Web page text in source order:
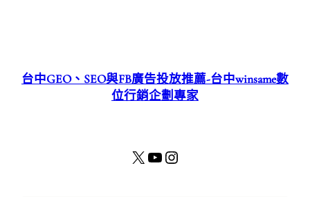
台中GEO、SEO與FB廣告投放推薦-台中winsame數
位行銷企劃專家
X YouTube Instagram